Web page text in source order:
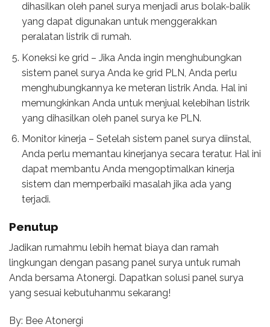
dihasilkan oleh panel surya menjadi arus bolak-balik
yang dapat digunakan untuk menggerakkan
peralatan listrik di rumah.
Koneksi ke grid – Jika Anda ingin menghubungkan
sistem panel surya Anda ke grid PLN, Anda perlu
menghubungkannya ke meteran listrik Anda. Hal ini
memungkinkan Anda untuk menjual kelebihan listrik
yang dihasilkan oleh panel surya ke PLN.
Monitor kinerja – Setelah sistem panel surya diinstal,
Anda perlu memantau kinerjanya secara teratur. Hal ini
dapat membantu Anda mengoptimalkan kinerja
sistem dan memperbaiki masalah jika ada yang
terjadi.
Penutup
Jadikan rumahmu lebih hemat biaya dan ramah
lingkungan dengan pasang panel surya untuk rumah
Anda bersama Atonergi. Dapatkan solusi panel surya
yang sesuai kebutuhanmu sekarang!
By: Bee Atonergi